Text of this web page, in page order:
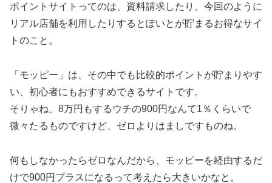
ポイントサイトってのは、資料請求したり、今回のように
リアル店舗を利用したりするとぽいとが貯まるお得なサイ
トのこと。
「モッピー」は、その中でも比較的ポイントが貯まりやす
い、初心者にもおすすめできるサイトです。
そりゃね、8万円もするウチの900円なんて1％くらいで
微々たるものですけど、ゼロよりはましですものね。
何もしなかったらゼロなんだから、モッピーを経由するだ
けで900円プラスになるって考えたら大きいかなと。